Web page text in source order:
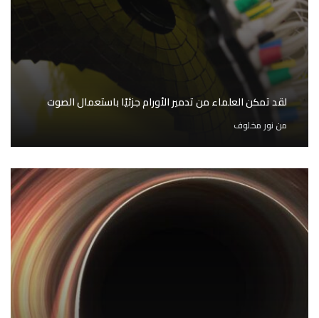
لقد تمكن العلماء من تدمير الأورام جزئيًا باستعمال الصوت
من نور مخلوف